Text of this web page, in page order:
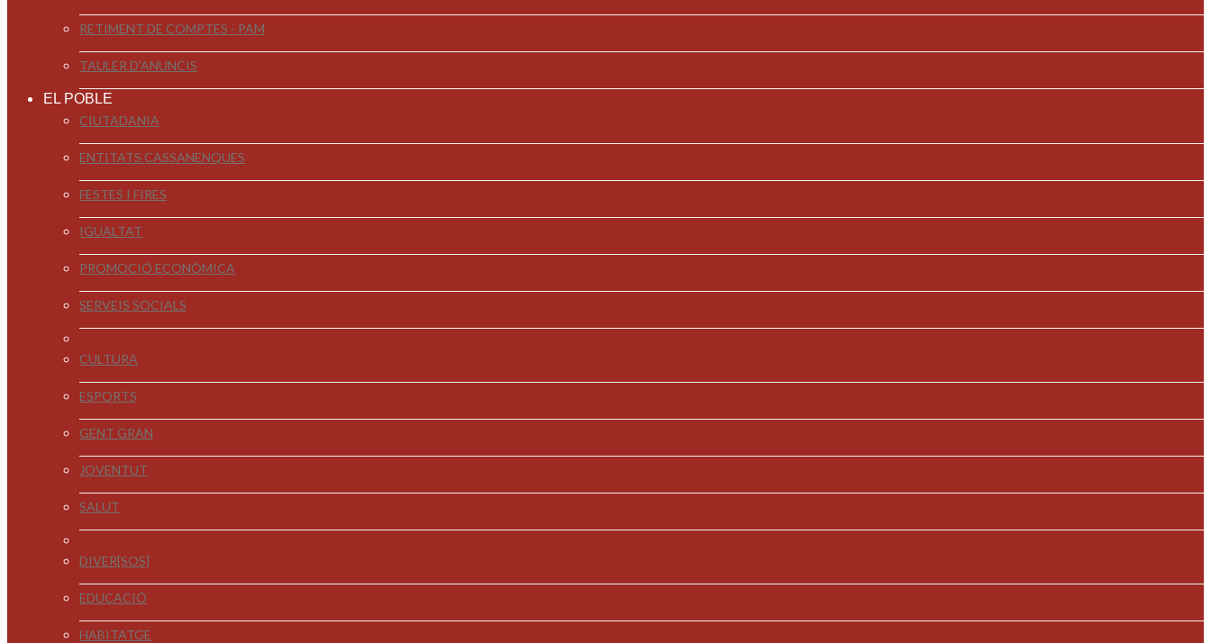
RETIMENT DE COMPTES - PAM
TAULER D'ANUNCIS
EL POBLE
CIUTADANIA
ENTITATS CASSANENQUES
FESTES I FIRES
IGUALTAT
PROMOCIÓ ECONÒMICA
SERVEIS SOCIALS
CULTURA
ESPORTS
GENT GRAN
JOVENTUT
SALUT
DIVER[SOS]
EDUCACIÓ
HABITATGE